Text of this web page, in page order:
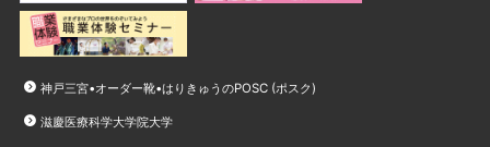
神戸三宮•オーダー靴•はりきゅうのPOSC (ポスク)
滋慶医療科学大学院大学